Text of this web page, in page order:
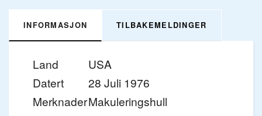
INFORMASJON TILBAKEMELDINGER
Land
USA
Datert
28 Juli 1976
MerknaderMakuleringshull